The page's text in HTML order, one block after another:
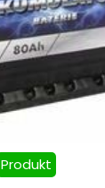
Produkt